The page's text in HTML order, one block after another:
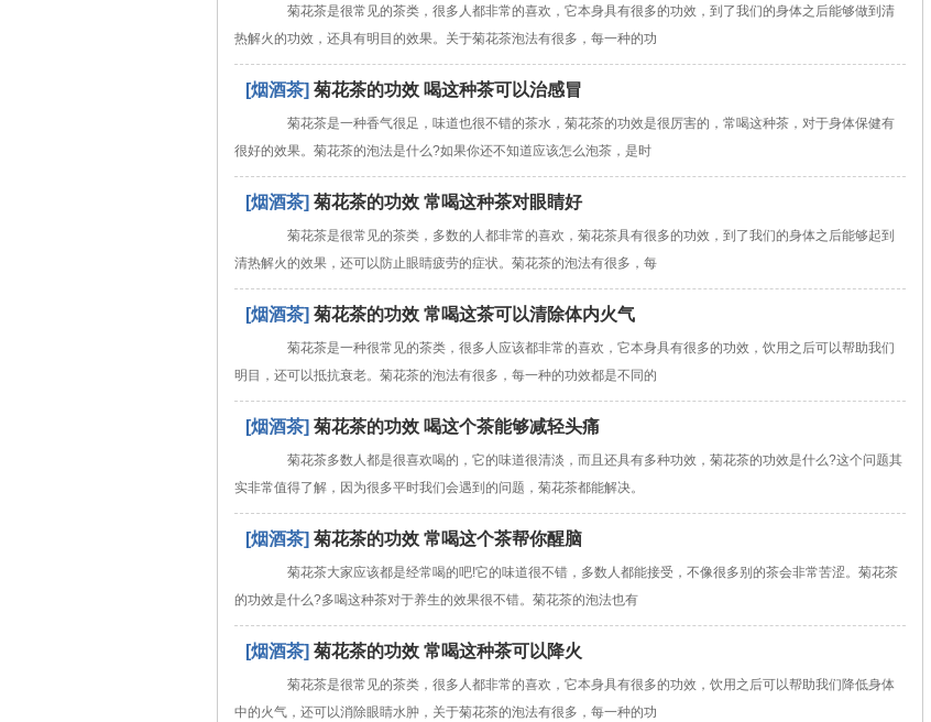
菊花茶是很常见的茶类，很多人都非常的喜欢，它本身具有很多的功效，到了我们的身体之后能够做到清
热解火的功效，还具有明目的效果。关于菊花茶泡法有很多，每一种的功
[烟酒茶] 菊花茶的功效 喝这种茶可以治感冒
菊花茶是一种香气很足，味道也很不错的茶水，菊花茶的功效是很厉害的，常喝这种茶，对于身体保健有
很好的效果。菊花茶的泡法是什么?如果你还不知道应该怎么泡茶，是时
[烟酒茶] 菊花茶的功效 常喝这种茶对眼睛好
菊花茶是很常见的茶类，多数的人都非常的喜欢，菊花茶具有很多的功效，到了我们的身体之后能够起到
清热解火的效果，还可以防止眼睛疲劳的症状。菊花茶的泡法有很多，每
[烟酒茶] 菊花茶的功效 常喝这茶可以清除体内火气
菊花茶是一种很常见的茶类，很多人应该都非常的喜欢，它本身具有很多的功效，饮用之后可以帮助我们
明目，还可以抵抗衰老。菊花茶的泡法有很多，每一种的功效都是不同的
[烟酒茶] 菊花茶的功效 喝这个茶能够减轻头痛
菊花茶多数人都是很喜欢喝的，它的味道很清淡，而且还具有多种功效，菊花茶的功效是什么?这个问题其
实非常值得了解，因为很多平时我们会遇到的问题，菊花茶都能解决。
[烟酒茶] 菊花茶的功效 常喝这个茶帮你醒脑
菊花茶大家应该都是经常喝的吧!它的味道很不错，多数人都能接受，不像很多别的茶会非常苦涩。菊花茶
的功效是什么?多喝这种茶对于养生的效果很不错。菊花茶的泡法也有
[烟酒茶] 菊花茶的功效 常喝这种茶可以降火
菊花茶是很常见的茶类，很多人都非常的喜欢，它本身具有很多的功效，饮用之后可以帮助我们降低身体
中的火气，还可以消除眼睛水肿，关于菊花茶的泡法有很多，每一种的功